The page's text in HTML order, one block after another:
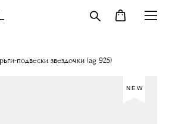
подвески звездочки (ag 925)
NEW